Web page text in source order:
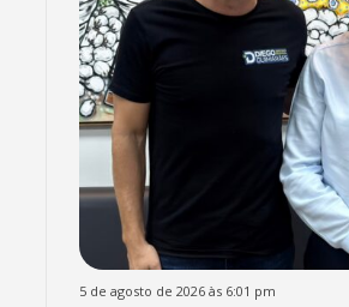
5 de agosto de 2026 às 6:01 pm